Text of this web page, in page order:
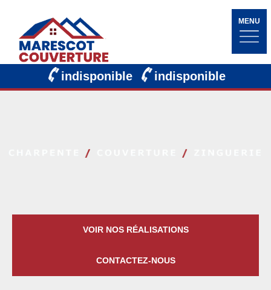
MENU
indisponible indisponible
VOIR NOS RÉALISATIONS
CONTACTEZ-NOUS